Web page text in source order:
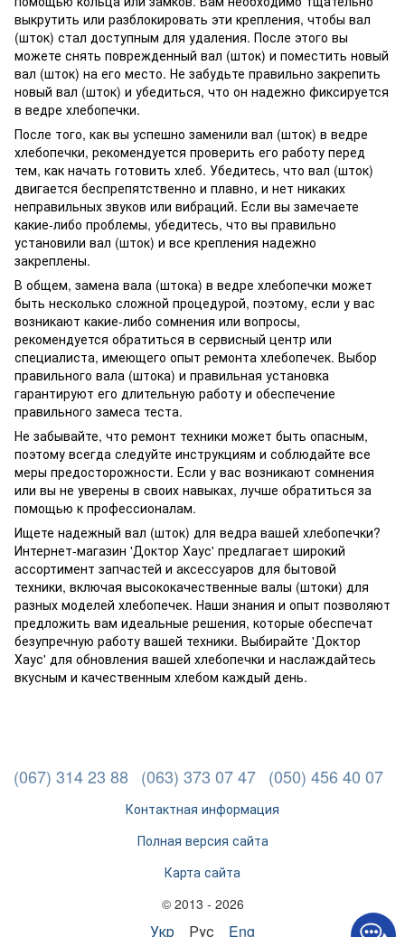
выкрутить или разблокировать эти крепления, чтобы вал
(шток) стал доступным для удаления. После этого вы
можете снять поврежденный вал (шток) и поместить новый
вал (шток) на его место. Не забудьте правильно закрепить
новый вал (шток) и убедиться, что он надежно фиксируется
в ведре хлебопечки.
После того, как вы успешно заменили вал (шток) в ведре
хлебопечки, рекомендуется проверить его работу перед
тем, как начать готовить хлеб. Убедитесь, что вал (шток)
двигается беспрепятственно и плавно, и нет никаких
неправильных звуков или вибраций. Если вы замечаете
какие-либо проблемы, убедитесь, что вы правильно
установили вал (шток) и все крепления надежно
закреплены.
В общем, замена вала (штока) в ведре хлебопечки может
быть несколько сложной процедурой, поэтому, если у вас
возникают какие-либо сомнения или вопросы,
рекомендуется обратиться в сервисный центр или
специалиста, имеющего опыт ремонта хлебопечек. Выбор
правильного вала (штока) и правильная установка
гарантируют его длительную работу и обеспечение
правильного замеса теста.
Не забывайте, что ремонт техники может быть опасным,
поэтому всегда следуйте инструкциям и соблюдайте все
меры предосторожности. Если у вас возникают сомнения
или вы не уверены в своих навыках, лучше обратиться за
помощью к профессионалам.
Ищете надежный вал (шток) для ведра вашей хлебопечки?
Интернет-магазин 'Доктор Хаус' предлагает широкий
ассортимент запчастей и аксессуаров для бытовой
техники, включая высококачественные валы (штоки) для
разных моделей хлебопечек. Наши знания и опыт позволяют
предложить вам идеальные решения, которые обеспечат
безупречную работу вашей техники. Выбирайте 'Доктор
Хаус' для обновления вашей хлебопечки и наслаждайтесь
вкусным и качественным хлебом каждый день.
(067) 314 23 88 (063) 373 07 47 (050) 456 40 07
Контактная информация
Полная версия сайта
Карта сайта
© 2013 - 2026
Укр Рус Eng